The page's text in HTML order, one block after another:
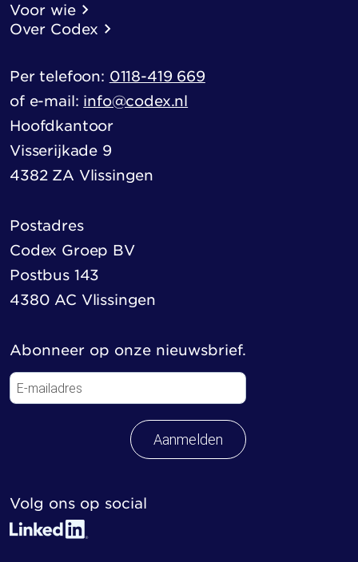
Voor wie
Over Codex
Per telefoon: 0118-419 669
of e-mail: info@codex.nl
Hoofdkantoor
Visserijkade 9
4382 ZA Vlissingen
Postadres
Codex Groep BV
Postbus 143
4380 AC Vlissingen
Abonneer op onze nieuwsbrief.
Aanmelden
Volg ons op social